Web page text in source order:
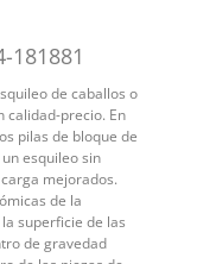
181881
de caballos o
calidad-precio. En
pilas de bloque de
esquileo sin
mejorados.
de la
superficie de las
de gravedad